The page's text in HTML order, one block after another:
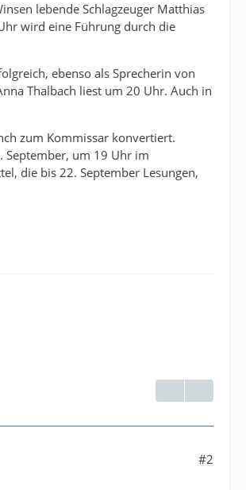
lebende Schlagzeuger Matthias
wird eine Führung durch die
ebenso als Sprecherin von
Thalbach liest um 20 Uhr. Auch in
zum Kommissar konvertiert.
September, um 19 Uhr im
die bis 22. September Lesungen,
#2